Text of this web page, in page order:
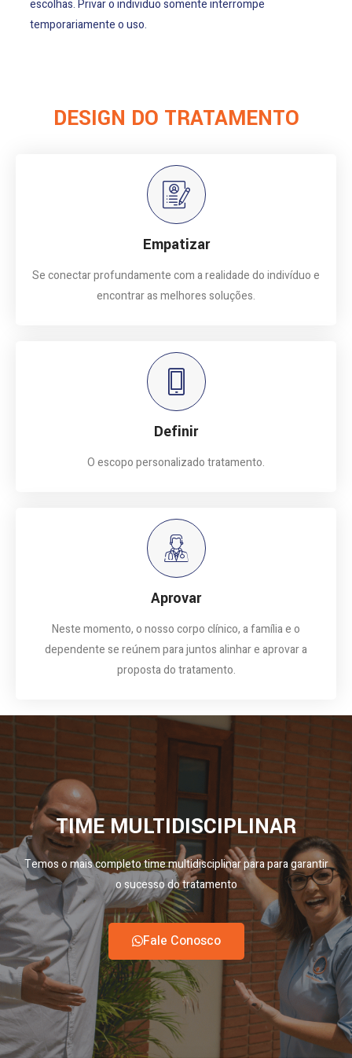
escolhas. Privar o individuo somente interrompe
temporariamente o uso.
DESIGN DO TRATAMENTO
Empatizar
Se conectar profundamente com a realidade do indivíduo e
encontrar as melhores soluções.
Definir
O escopo personalizado tratamento.
Aprovar
Neste momento, o nosso corpo clínico, a família e o
dependente se reúnem para juntos alinhar e aprovar a
proposta do tratamento.
TIME MULTIDISCIPLINAR
Temos o mais completo time multidisciplinar para para garantir
o sucesso do tratamento
Fale Conosco